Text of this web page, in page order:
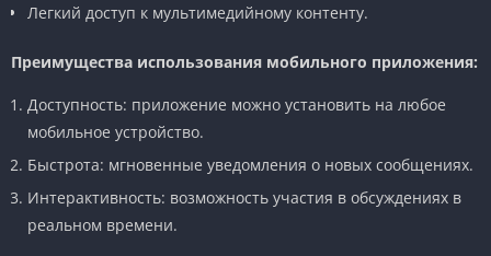
Легкий доступ к мультимедийному контенту.
Преимущества использования мобильного приложения:
Доступность: приложение можно установить на любое
мобильное устройство.
Быстрота: мгновенные уведомления о новых сообщениях.
Интерактивность: возможность участия в обсуждениях в
реальном времени.